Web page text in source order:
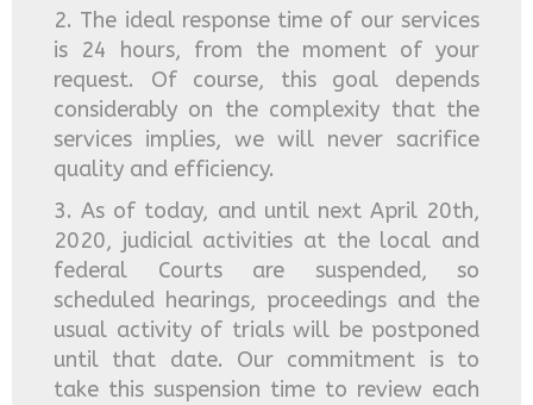
2. The ideal response time of our services
is 24 hours, from the moment of your
request. Of course, this goal depends
considerably on the complexity that the
services implies, we will never sacrifice
quality and efficiency.
3. As of today, and until next April 20th,
2020, judicial activities at the local and
federal Courts are suspended, so
scheduled hearings, proceedings and the
usual activity of trials will be postponed
until that date. Our commitment is to
take this suspension time to review each